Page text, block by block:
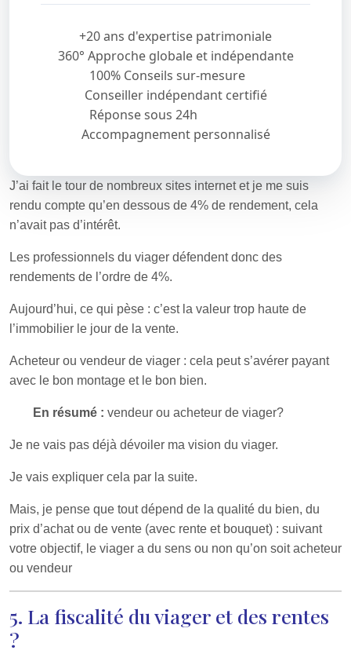
+20 ans d'expertise patrimoniale
360° Approche globale et indépendante
100% Conseils sur-mesure
Conseiller indépendant certifié
Réponse sous 24h
Accompagnement personnalisé
J’ai fait le tour de nombreux sites internet et je me suis
rendu compte qu’en dessous de 4% de rendement, cela
n’avait pas d’intérêt.
Les professionnels du viager défendent donc des
rendements de l’ordre de 4%.
Aujourd’hui, ce qui pèse : c’est la valeur trop haute de
l’immobilier le jour de la vente.
Acheteur ou vendeur de viager : cela peut s’avérer payant
avec le bon montage et le bon bien.
En résumé : vendeur ou acheteur de viager?
Je ne vais pas déjà dévoiler ma vision du viager.
Je vais expliquer cela par la suite.
Mais, je pense que tout dépend de la qualité du bien, du
prix d’achat ou de vente (avec rente et bouquet) : suivant
votre objectif, le viager a du sens ou non qu’on soit acheteur
ou vendeur
5. La fiscalité du viager et des rentes
?